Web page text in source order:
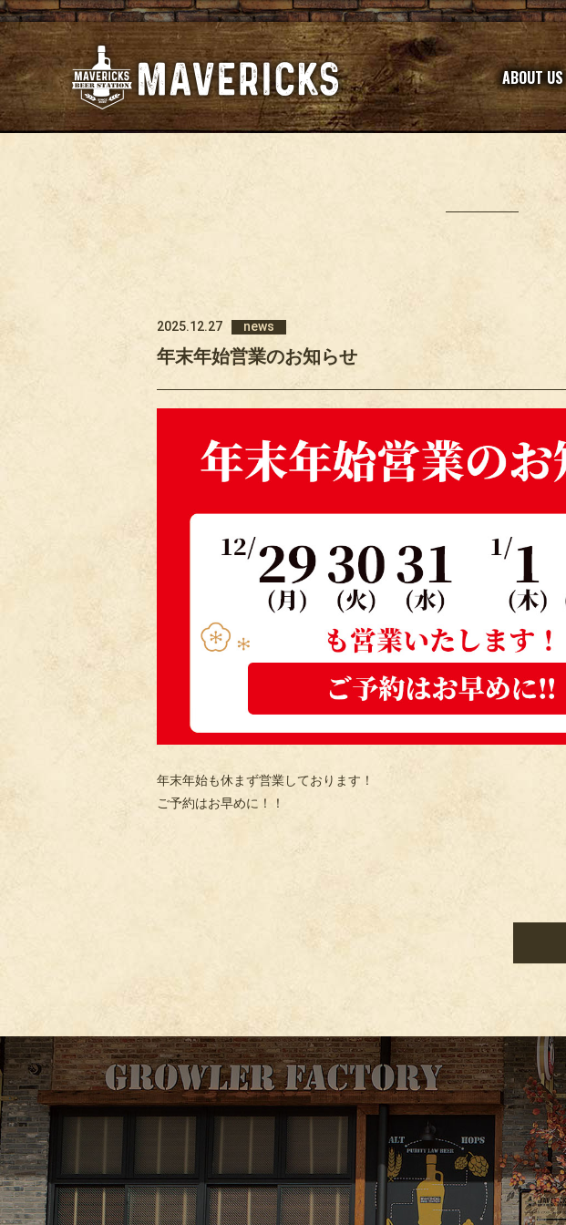
ABOUT US
2025.12.27 news
年末年始営業のお知らせ
年末年始も休まず営業しております！
ご予約はお早めに！！